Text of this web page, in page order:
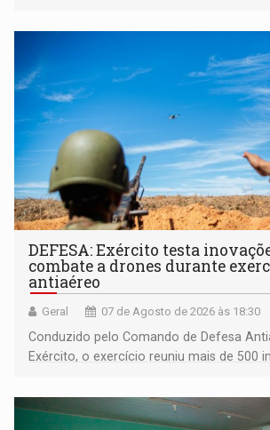
DEFESA: Exército testa
combate a drones durante
antiaéreo
Geral 07 de Agosto de 2026 às 18:30
Conduzido pelo Comando de Defesa
Exército, o exercício reuniu mais de 500